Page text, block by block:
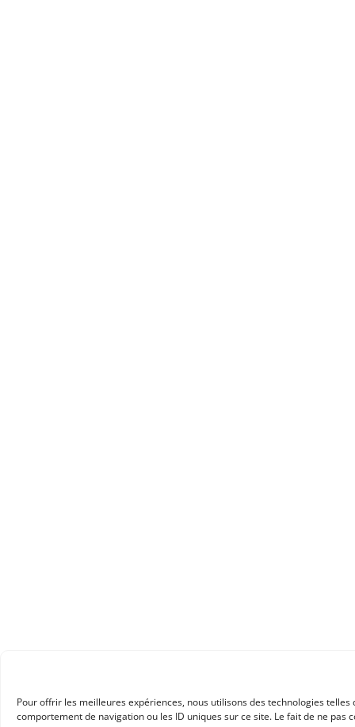
Pour offrir les meilleures expériences, nous utilisons des technologies
comportement de navigation ou les ID uniques sur ce site. Le fait de ne